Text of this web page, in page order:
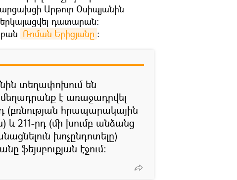
Արթուր Օսիպյանին
դատարան:
Ռոման Երիցյանը :
տեղափոխում են
է առաջադրվել
(բռնության հրապարակային
և 211-րդ (մի խումբ անձանց
խոչընդոտելը)
ֆեյսբուքյան էջում: